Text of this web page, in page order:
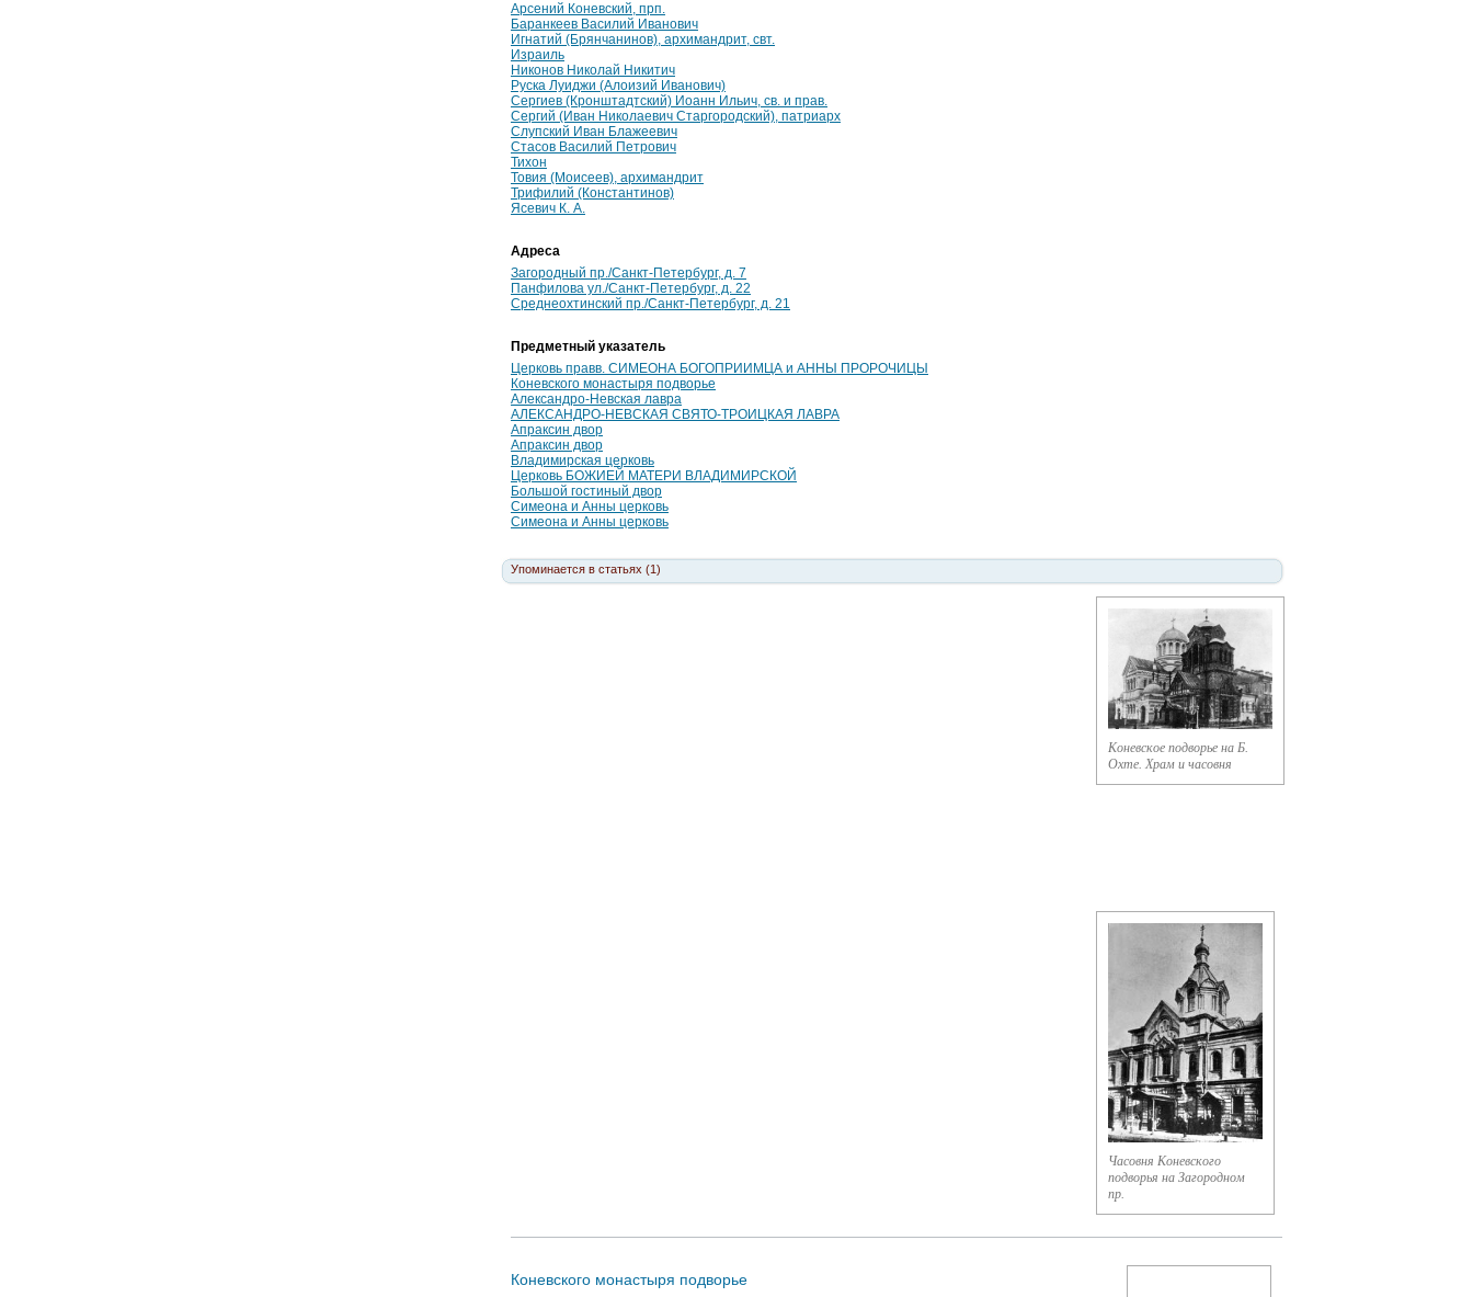
Арсений Коневский, прп.
Баранкеев Василий Иванович
Игнатий (Брянчанинов), архимандрит, свт.
Израиль
Никонов Николай Никитич
Руска Луиджи (Алоизий Иванович)
Сергиев (Кронштадтский) Иоанн Ильич, св. и прав.
Сергий (Иван Николаевич Старгородский), патриарх
Слупский Иван Блажеевич
Стасов Василий Петрович
Тихон
Товия (Моисеев), архимандрит
Трифилий (Константинов)
Ясевич К. А.
Адреса
Загородный пр./Санкт-Петербург, д. 7
Панфилова ул./Санкт-Петербург, д. 22
Среднеохтинский пр./Санкт-Петербург, д. 21
Предметный указатель
Церковь правв. СИМЕОНА БОГОПРИИМЦА и АННЫ ПРОРОЧИЦЫ
Коневского монастыря подворье
Александро-Невская лавра
АЛЕКСАНДРО-НЕВСКАЯ СВЯТО-ТРОИЦКАЯ ЛАВРА
Апраксин двор
Апраксин двор
Владимирская церковь
Церковь БОЖИЕЙ МАТЕРИ ВЛАДИМИРСКОЙ
Большой гостиный двор
Симеона и Анны церковь
Симеона и Анны церковь
Упоминается в статьях (1)
Коневское подворье на Б.
Охте. Храм и часовня
Часовня Коневского
подворья на Загородном
пр.
Коневского монастыря подворье